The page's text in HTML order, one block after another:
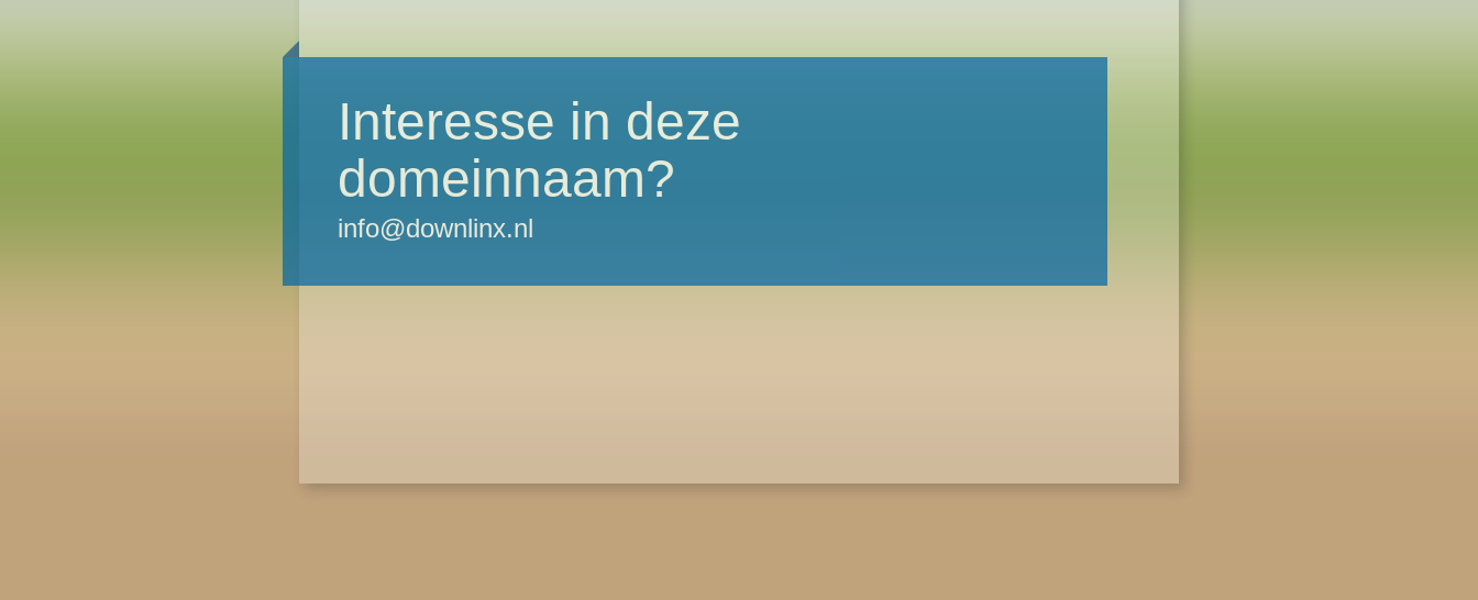
Interesse in deze
domeinnaam?
info@downlinx.nl